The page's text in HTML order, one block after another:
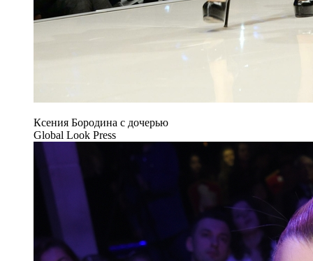
Ксения Бородина с дочерью
Global Look Press